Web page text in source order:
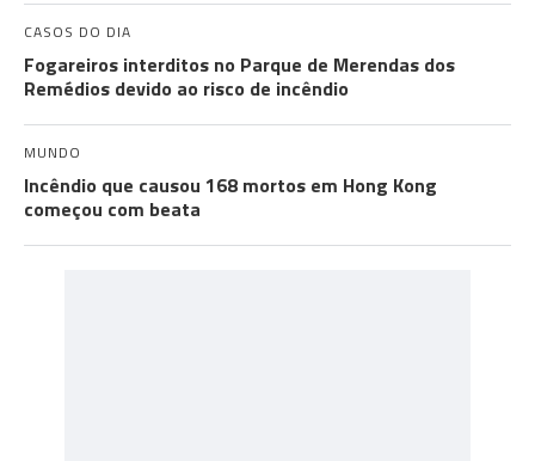
CASOS DO DIA
Fogareiros interditos no Parque de Merendas dos
Remédios devido ao risco de incêndio
MUNDO
Incêndio que causou 168 mortos em Hong Kong
começou com beata